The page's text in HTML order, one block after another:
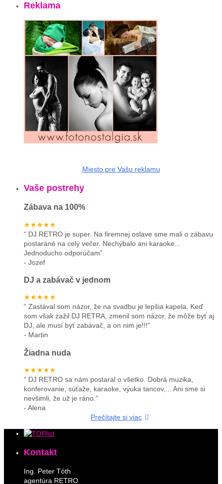
Reklama
Miesto pre Vašu reklamu
Vaše postrehy
Zábava na 100%
★★★★★
“ DJ RETRO je super. Na firemnej oslave sme mali o zábavu
postarané na celý večer. Nechýbalo ani karaoke...
Jednoducho odporúčam”
- Jozef
DJ a zabávač v jednom
★★★★★
“ Zastával som názor, že na svadbu je lepšia kapela. Keď
som však zažil DJ RETRA, zmenil som názor, že môže byť aj
DJ, ale musí byť zabávač, a on nim je!!!”
- Martin
Žiadna nuda
★★★★★
“ DJ RETRO sa nám postaral o všetko. Dobrá muzika,
konferovanie, súťaže, karaoke, výuka tancov,... Ani sme si
nevšimli, že už je ráno. ”
- Alena
Prečítajte si viac
Kontakt
Ing. Peter Tóth
agentúra RETRO